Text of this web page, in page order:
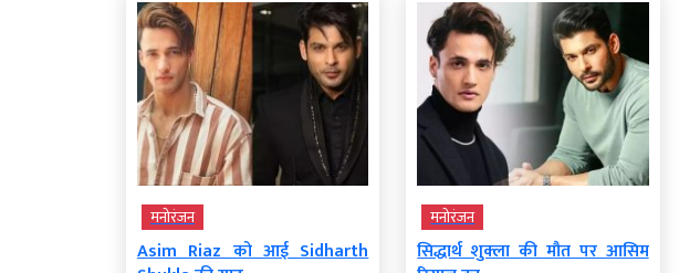
मनोरंजन
Asim Riaz को आई Sidharth
मनोरंजन
सिद्धार्थ शुक्ला की मौत पर आसिम